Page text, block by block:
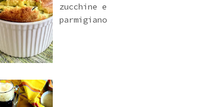
zucchine e
parmigiano